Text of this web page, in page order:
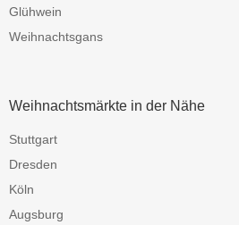
Glühwein
Weihnachtsgans
Weihnachtsmärkte in der Nähe
Stuttgart
Dresden
Köln
Augsburg